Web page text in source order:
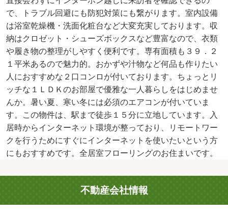
で、トラブル回避にも防犯対策にも繋がります。室内設備
は浴室乾燥機・洗面化粧台など大変充実しております。収
納はクロゼット・シューズボックスなど豊富なので、衣類
や履き物の整理がしやすく便利です。専有面積も３９．２
１平米あるので魅力的。おかずや汁物など何品も作りたい
人におすすめな２口コンロが付いております。ちょっとリ
ッチな１ＬＤＫのお部屋で優雅な一人暮らしをはじめませ
んか。暑い夏、寒い冬には必須のエアコンが付いていま
す。この物件は、駅まで徒歩１５分に立地しています。入
居時からインターネット環境が整っており、リモートワー
クを行うためにすぐにインターネットを使いたいという方
にもおすすめです。全居室フローリングのお住まいです。
不動産会社情報